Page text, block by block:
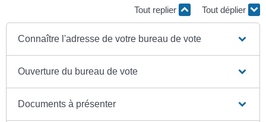
Tout replier Tout déplier
Connaître l'adresse de votre bureau de vote
Ouverture du bureau de vote
Documents à présenter